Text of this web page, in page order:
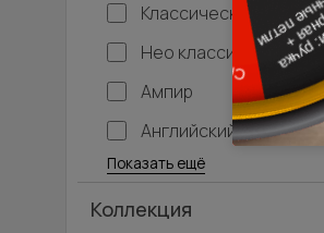
Классический
Нео классика
Ампир
Английский
Багетные
Барокко
Кантри
Крашенные
Лофт
Модерн
Под старину
Прованс
Скандинавский
Современная классика
Хай-тек
Показать ещё
Коллекция